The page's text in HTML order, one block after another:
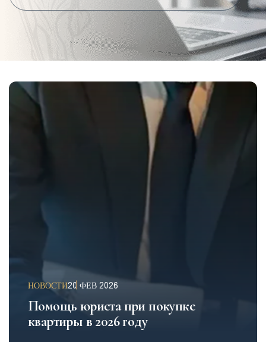
НОВОСТИ20 ФЕВ 2026
Помощь юриста при покупке
квартиры в 2026 году